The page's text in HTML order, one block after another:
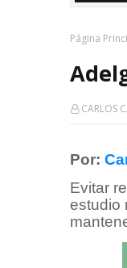
Página
CARLOS
Por:
Evitar
estudio